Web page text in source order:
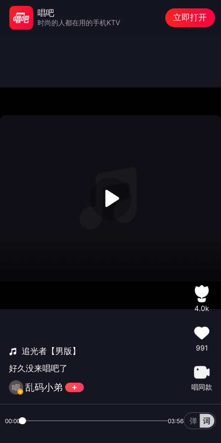
追光者【男版】
好久没来唱吧了
乱码小弟
4.0k
991
唱同款
00:00 03:56
唱吧
时尚的人都在用的手机KTV
立即打开